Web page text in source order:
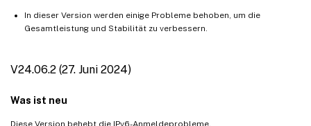
In dieser Version werden einige Probleme behoben, um die
Gesamtleistung und Stabilität zu verbessern.
V24.06.2 (27. Juni 2024)
Was ist neu
Diese Version behebt die IPv6-Anmeldeprobleme.
V1.3.11 (17-Sep-2021)
V1.3.9 (13-Aug-2021)